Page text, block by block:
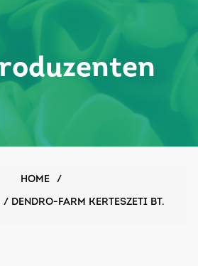
HOME /
/ DENDRO-FARM KERTESZETI BT.